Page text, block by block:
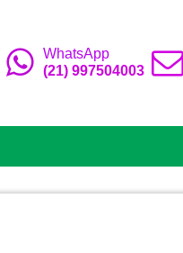
WhatsApp
(21) 997504003